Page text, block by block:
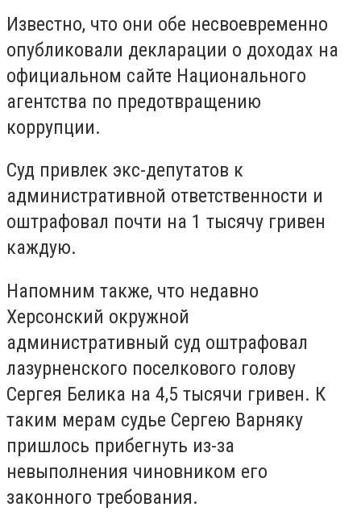
Известно, что они обе несвоевременно
опубликовали декларации о доходах на
официальном сайте Национального
агентства по предотвращению
коррупции.
Суд привлек экс-депутатов к
административной ответственности и
оштрафовал почти на 1 тысячу гривен
каждую.
Напомним также, что недавно
Херсонский окружной
административный суд оштрафовал
лазурненского поселкового голову
Сергея Белика на 4,5 тысячи гривен. К
таким мерам судье Сергею Варняку
пришлось прибегнуть из-за
невыполнения чиновником его
законного требования.